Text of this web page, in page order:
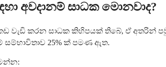
අවදානම් සාධක මොනවාද?
වැඩි කරන සාධක කිහිපයක් තිබේ, ඒ අතරින්
25% ක් පමණ ඇත.